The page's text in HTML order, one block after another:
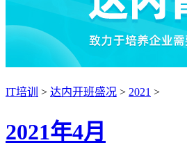
IT培训 > 达内开班盛况 > 2021 >
2021年4月